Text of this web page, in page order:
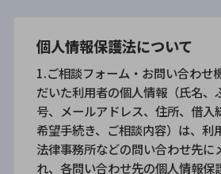
個人情報保護法について
1.ご相談フォーム・お問い合わせ
だいた利用者の個人情報（氏名、
号、メールアドレス、住所、借入
希望手続き、ご相談内容）は、利
法律事務所などの問い合わせ先に
れ、各問い合わせ先の個人情報保